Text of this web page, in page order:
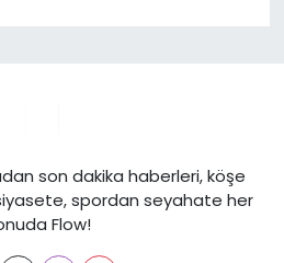
son dakika haberleri, köşe
spordan seyahate her
Flow!